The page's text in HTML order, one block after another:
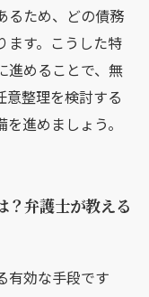
るため、どの債務
ます。こうした特
進めることで、無
意整理を検討する
進めましょう。
？弁護士が教える
有効な手段です